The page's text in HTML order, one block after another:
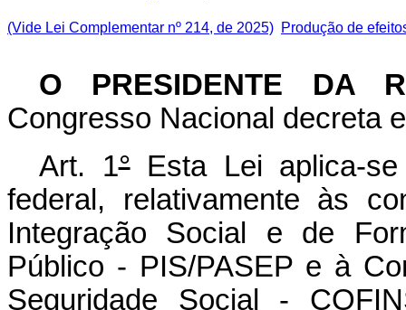
(Vide Lei Complementar nº 214, de 2025) Produção de
O PRESIDENTE DA
Congresso Nacional decreta
Art. 1°Esta Lei aplica-se
federal, relativamente às
Integração Social e de
Público - PIS/PASEP e à
Seguridade Social -